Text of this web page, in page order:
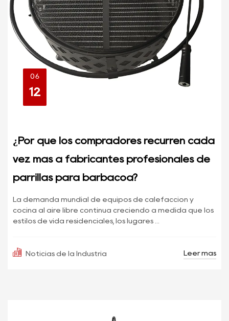
06
12
¿Por qué los compradores recurren cada
vez más a fabricantes profesionales de
parrillas para barbacoa?
La demanda mundial de equipos de calefacción y
cocina al aire libre continúa creciendo a medida que los
estilos de vida residenciales, los lugares ...
Noticias de la Industria Leer más